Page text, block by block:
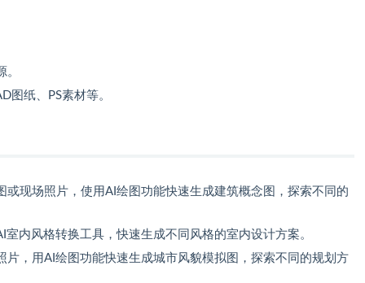
图纸、PS素材等。
或现场照片，使用AI绘图功能快速生成建筑概念图，探索不同的
内风格转换工具，快速生成不同风格的室内设计方案。
片，用AI绘图功能快速生成城市风貌模拟图，探索不同的规划方